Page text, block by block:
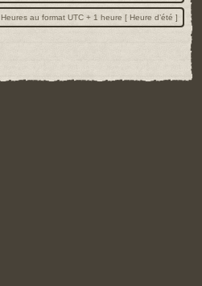
Heures au format UTC + 1 heure [ Heure d’été ]